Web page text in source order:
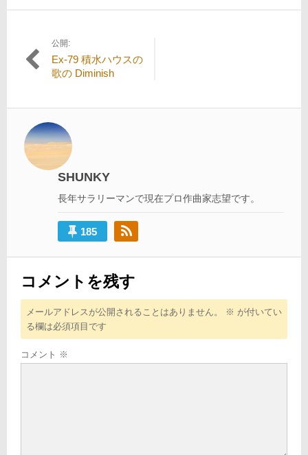
ー
投
稿
ビ
ゲ
ー
シ
公開:
Ex-79 積水ハウスの
歌の Diminish
SHUNKY
長年サラリーマンで現在プロ作曲家志望です。
185
コメントを残す
メールアドレスが公開されることはありません。 ※ が付いてい
る欄は必須項目です
コメント ※